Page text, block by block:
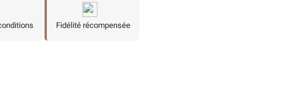
Fidélité récompensée